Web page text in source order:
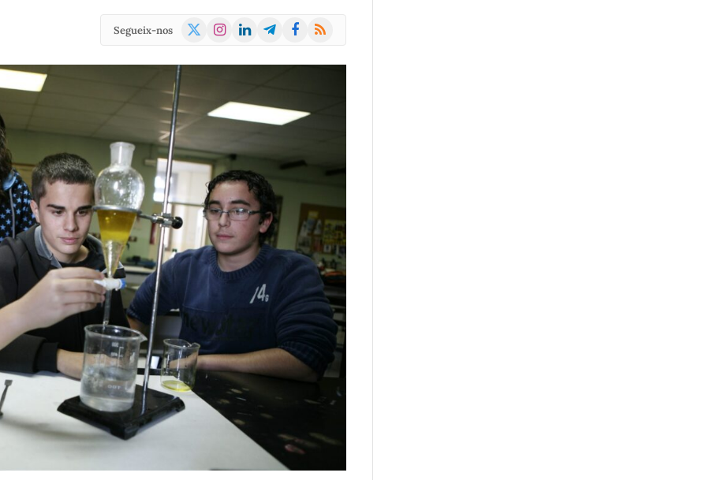
Segueix-nos
X
Instagram
LinkedInTelegramFacebook
RSS